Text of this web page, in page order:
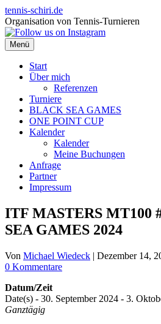
Zum
Inhalt
springen
tennis-schiri.de
Organisation von Tennis-Turnieren
Menü
Start
Über mich
Referenzen
Turniere
BLACK SEA GAMES
ONE POINT CUP
Kalender
Kalender
Meine Buchungen
Anfrage
Partner
Impressum
ITF MASTERS MT100
SEA GAMES 2024
Von Michael Wiedeck | Dezember 14,
0 Kommentare
Datum/Zeit
Date(s) - 30. September 2024 - 3.
Ganztägig